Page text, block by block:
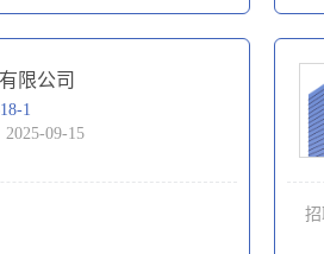
限公司
1
09-15